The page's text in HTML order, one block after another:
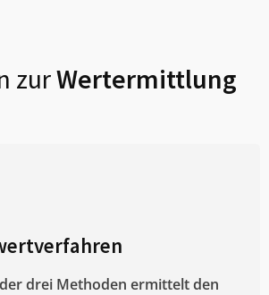
zurWertermittlung
drei Methoden ermittelt den